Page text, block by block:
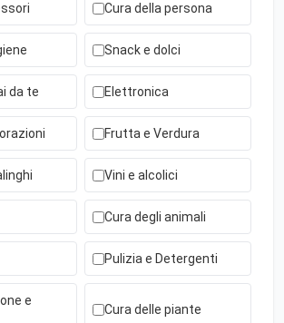
Cura della persona
Snack e dolci
da te Elettronica
Frutta e Verdura
Vini e alcolici
Cura degli animali
Pulizia e Detergenti
e
Cura delle piante